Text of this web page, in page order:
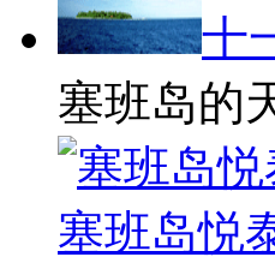
十
塞班岛的